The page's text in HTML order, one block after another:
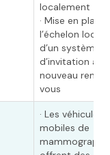
localement
· Mise en
l’échelon local,
d’un système
d’invitation à
nouveau
vous
· Les véhicules
mobiles de